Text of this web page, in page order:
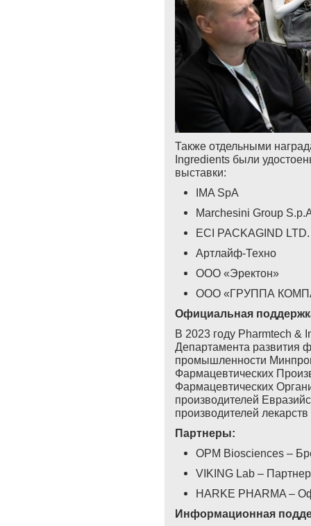
Также отдельными
Ingredients были
выставки:
IMA SpA
Marchesini Group
EСI PACKAGIND LTD.
Артлайф-Техно
ООО «Эректон»
ООО «ГРУППА
Официальная
В 2023 году Pharmtech &
Департамента развития
промышленности
Фармацевтических
Фармацевтических
производителей
производителей
Партнеры:
OPM Biosciences –
VIKING Lab –
HARKE PHARMA –
Информационная